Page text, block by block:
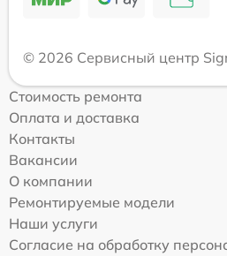
© 2026 Сервисный центр
Стоимость ремонта
Оплата и доставка
Контакты
Вакансии
О компании
Ремонтируемые модели
Наши услуги
Согласие на обработку